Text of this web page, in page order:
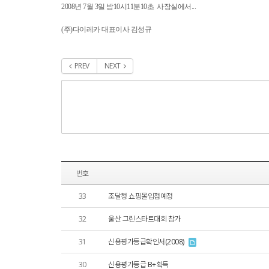
2008년 7월 3일 밤10시11분10초 사장실에서...
(주)다이레카 대표이사 김성규
PREV NEXT
번호
33 조달청 쇼핑몰입점예정
32 울산 그린스타트대회 참가
31 신용평가등급확인서(2008)
30 신용평가등급 B+획득